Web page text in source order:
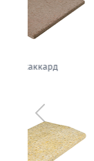
Предыдущий